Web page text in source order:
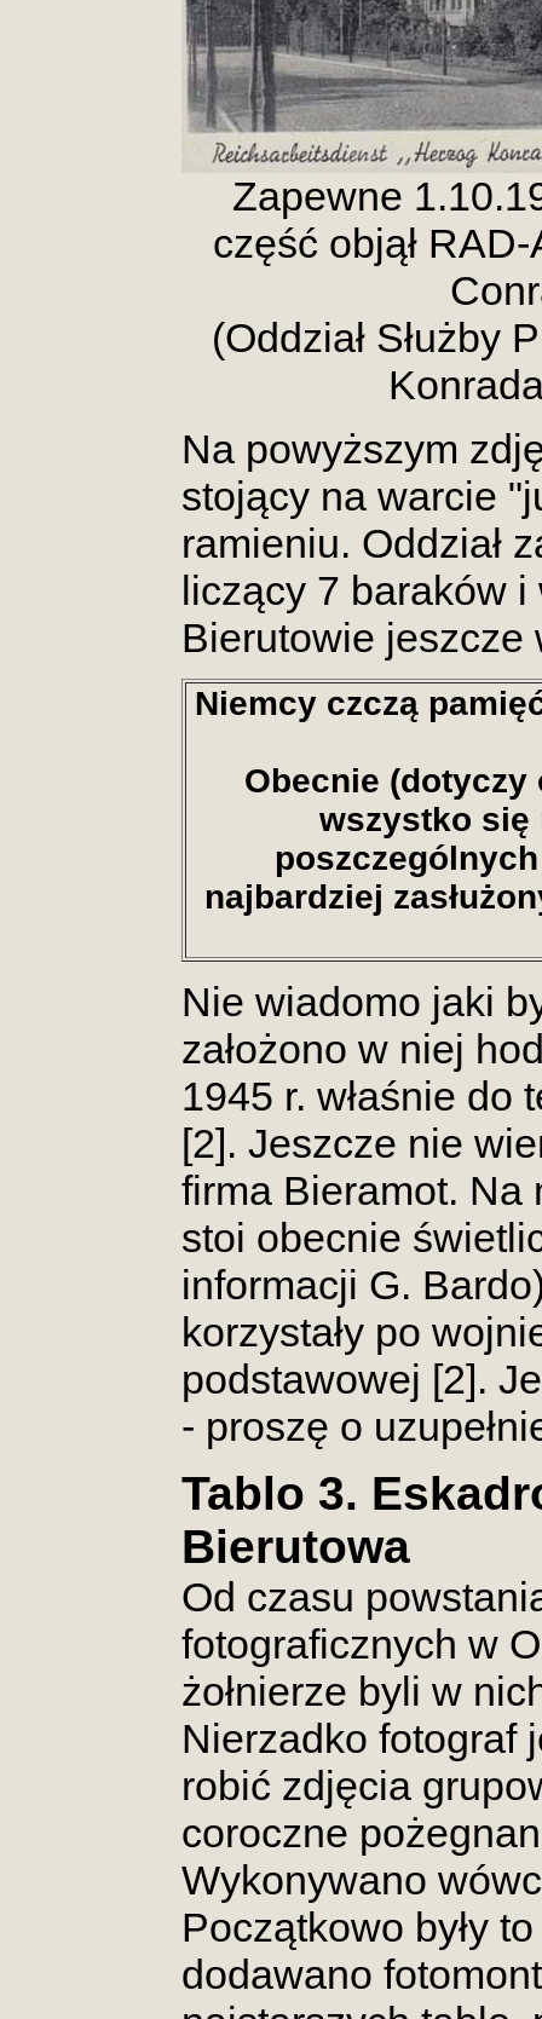
Zapewne
część objął
(Oddział Służby
Na powyższym
stojący na warcie
ramieniu. Oddział
liczący 7 baraków
Bierutowie jeszcze
Niemcy czczą
Obecnie (dotyczy
wszystko się
najbardziej
Nie wiadomo jaki
założono w niej
1945 r. właśnie do
[2]. Jeszcze nie
firma Bieramot. Na
stoi obecnie
informacji G.
korzystały po
podstawowej [2].
- proszę o
Tablo 3.
Bierutowa
Od czasu
fotograficznych w
żołnierze byli w
Nierzadko fotograf
robić zdjęcia
coroczne
Wykonywano
Początkowo były
dodawano